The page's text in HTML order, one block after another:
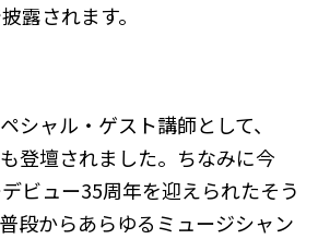
露されます。
シャル・ゲスト講師として、
登壇されました。ちなみに今
ビュー35周年を迎えられたそう
段からあらゆるミュージシャン